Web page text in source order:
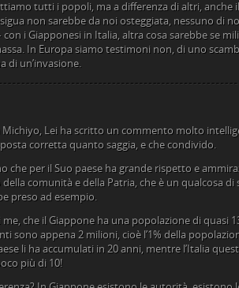
tutti i popoli, ma a differenza di altri, anche
non sarebbe da noi osteggiata, nessuno di
con i Giapponesi in Italia, altra cosa sarebbe se
In Europa siamo testimoni non, di uno
di un’invasione.
Michiyo, Lei ha scritto un commento molto
corretta quanto saggia, e che condivido.
che per il Suo paese ha grande rispetto e
comunità e della Patria, che è un qualcosa
preso ad esempio.
me, che il Giappone ha una popolazione di quasi
sono appena 2 milioni, cioè l’1% della
li ha accumulati in 20 anni, mentre l’Italia
più di 10!